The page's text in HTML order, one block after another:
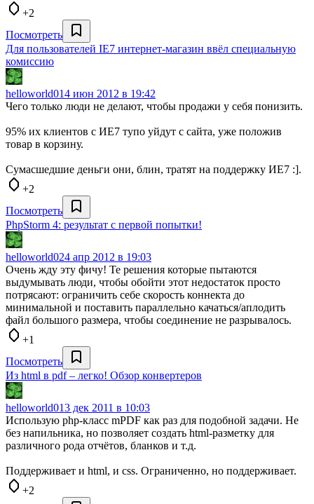
+2
Посмотреть
Для пользователей IE7 интернет-магазин ввёл специальную
комиссию
helloworld014 июн 2012 в 19:42
Чего только люди не делают, чтобы продажи у себя понизить.
95% их клиентов с ИЕ7 тупо уйдут с сайта, уже положив
товар в корзину.
Сумасшедшие деньги они, блин, тратят на поддержку ИЕ7 :].
+2
Посмотреть
PhpStorm 4: результат с первой попытки!
helloworld024 апр 2012 в 19:03
Очень жду эту фичу! Те решения которые пытаются
выдумывать люди, чтобы обойти этот недостаток просто
потрясают: ограничить себе скорость коннекта до
минимальной и поставить параллельно качаться/аплодить
файл большого размера, чтобы соединение не разрывалось.
+1
Посмотреть
Из html в pdf – легко! Обзор конвертеров
helloworld013 дек 2011 в 10:03
Использую php-класс mPDF как раз для подобной задачи. Не
без напильника, но позволяет создать html-разметку для
различного рода отчётов, бланков и т.д.
Поддерживает и html, и css. Ограниченно, но поддерживает.
+2